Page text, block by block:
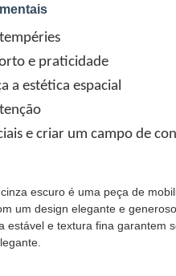
e praticidade
a estética espacial
e criar um campo de
escuro é uma peça de
um design elegante e
estável e textura fina garantem